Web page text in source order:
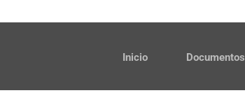
Inicio Documentos